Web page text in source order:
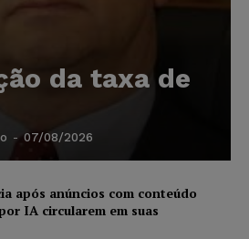
da taxa de
- 07/08/2026
após anúncios com conteúdo
IA circularem em suas